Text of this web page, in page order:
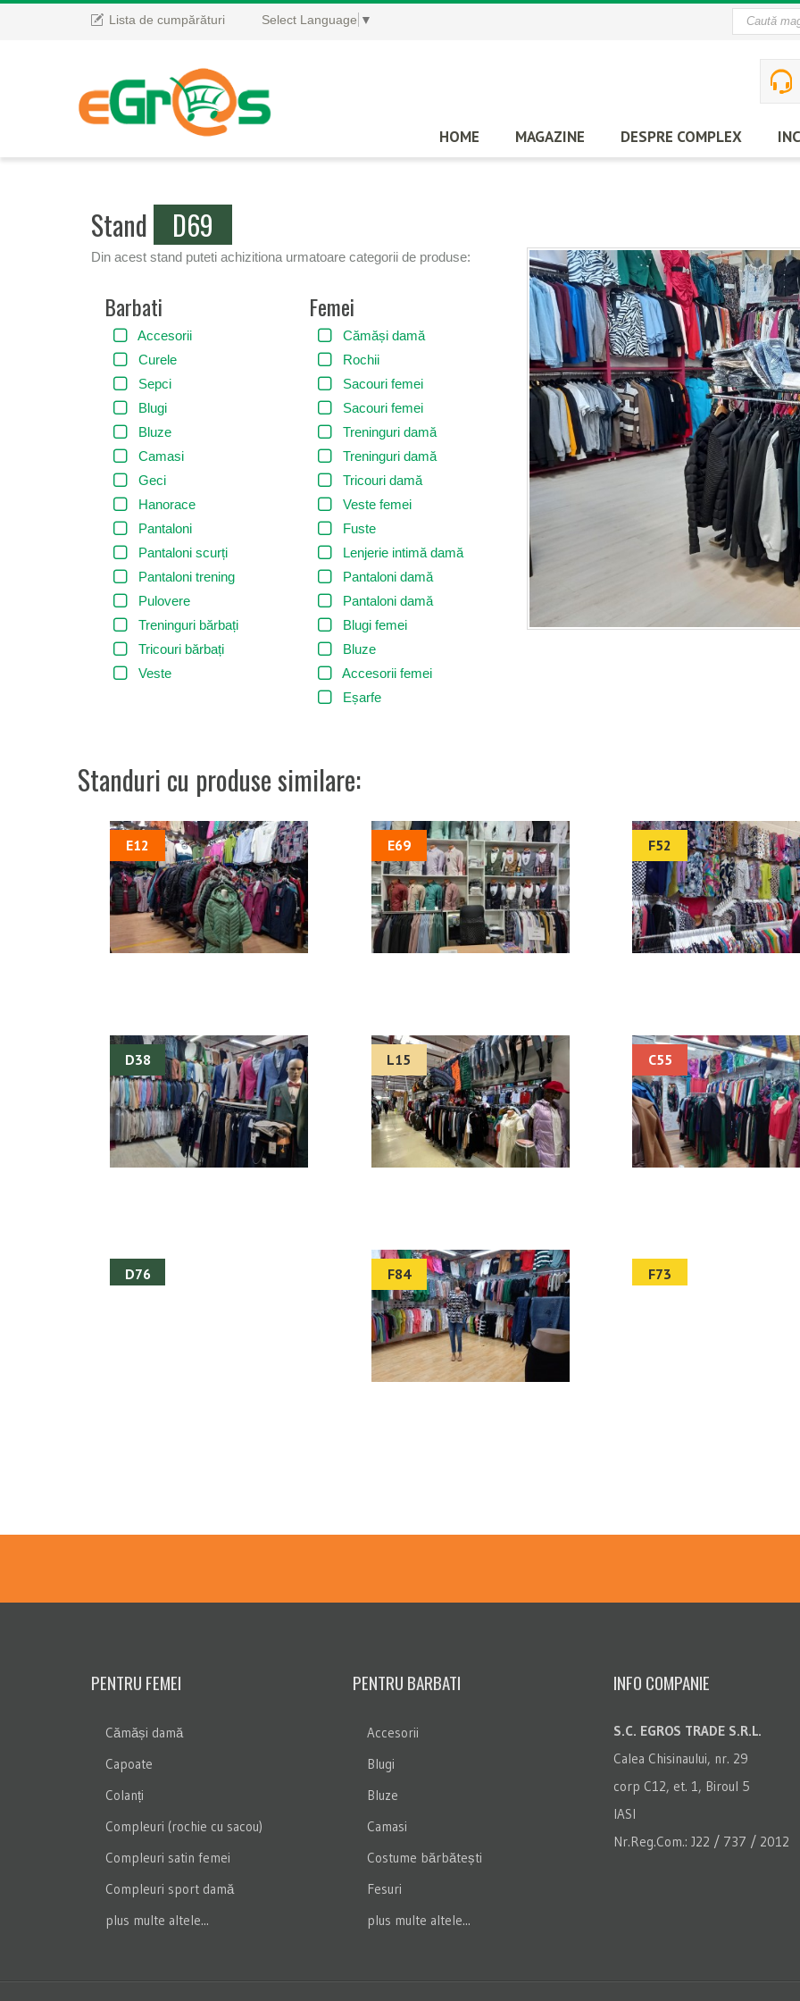
Lista de cumpărături Select Language ▼
HOME MAGAZINE DESPRE COMPLEX
Stand D69
Din acest stand puteti achizitiona urmatoare categorii de produse:
Barbati
Accesorii
Curele
Sepci
Blugi
Bluze
Camasi
Geci
Hanorace
Pantaloni
Pantaloni scurți
Pantaloni trening
Pulovere
Treninguri bărbați
Tricouri bărbați
Veste
Femei
Cămăși damă
Rochii
Sacouri femei
Sacouri femei
Treninguri damă
Treninguri damă
Tricouri damă
Veste femei
Fuste
Lenjerie intimă damă
Pantaloni damă
Pantaloni damă
Blugi femei
Bluze
Accesorii femei
Eșarfe
Standuri cu produse similare:
E12 E69 F52
D38 L15 C55
D76 F84 F73
PENTRU FEMEI
Cămăși damă
Capoate
Colanți
Compleuri (rochie cu sacou)
Compleuri satin femei
Compleuri sport damă
plus multe altele...
PENTRU BARBATI
Accesorii
Blugi
Bluze
Camasi
Costume bărbătești
Fesuri
plus multe altele...
INFO COMPANIE
S.C. EGROS TRADE S.R.L.
Calea Chisinaului, nr. 29
corp C12, et. 1, Biroul 5
IASI
Nr.Reg.Com.: J22 / 737 / 2012